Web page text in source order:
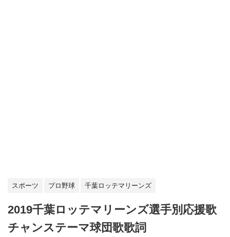
スポーツ プロ野球 千葉ロッテマリーンズ
2019千葉ロッテマリーンズ選手別応援歌
チャンステーマ球団歌歌詞